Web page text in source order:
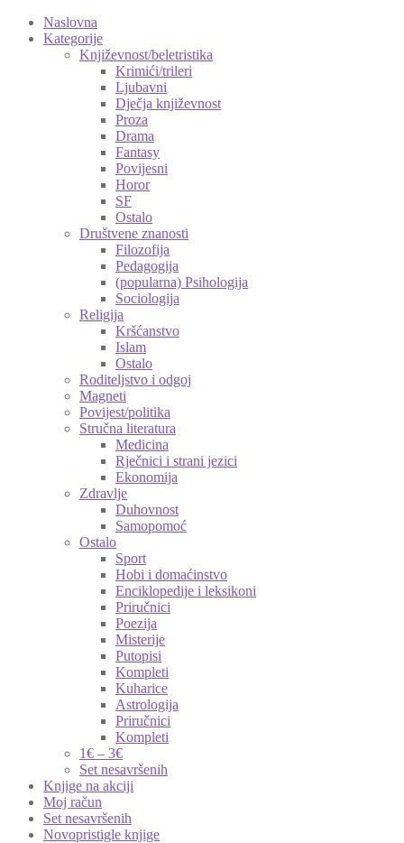
Naslovna
Kategorije
Književnost/beletristika
Krimići/trileri
Ljubavni
Dječja književnost
Proza
Drama
Fantasy
Povijesni
Horor
SF
Ostalo
Društvene znanosti
Filozofija
Pedagogija
(popularna) Psihologija
Sociologija
Religija
Kršćanstvo
Islam
Ostalo
Roditeljstvo i odgoj
Magneti
Povijest/politika
Stručna literatura
Medicina
Rječnici i strani jezici
Ekonomija
Zdravlje
Duhovnost
Samopomoć
Ostalo
Sport
Hobi i domaćinstvo
Enciklopedije i leksikoni
Priručnici
Poezija
Misterije
Putopisi
Kompleti
Kuharice
Astrologija
Priručnici
Kompleti
1€ – 3€
Set nesavršenih
Knjige na akciji
Moj račun
Set nesavršenih
Novopristigle knjige